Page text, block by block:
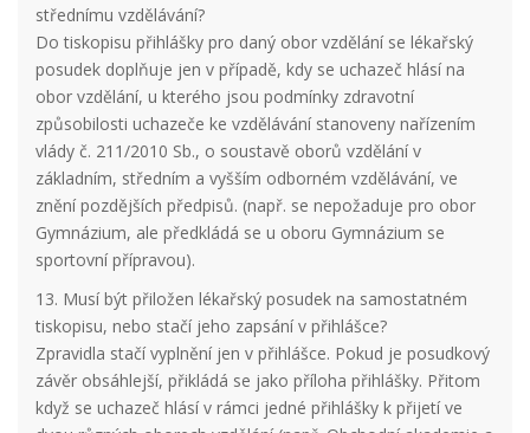
střednímu vzdělávání?
Do tiskopisu přihlášky pro daný obor vzdělání se lékařský
posudek doplňuje jen v případě, kdy se uchazeč hlásí na
obor vzdělání, u kterého jsou podmínky zdravotní
způsobilosti uchazeče ke vzdělávání stanoveny nařízením
vlády č. 211/2010 Sb., o soustavě oborů vzdělání v
základním, středním a vyšším odborném vzdělávání, ve
znění pozdějších předpisů. (např. se nepožaduje pro obor
Gymnázium, ale předkládá se u oboru Gymnázium se
sportovní přípravou).
13. Musí být přiložen lékařský posudek na samostatném
tiskopisu, nebo stačí jeho zapsání v přihlášce?
Zpravidla stačí vyplnění jen v přihlášce. Pokud je posudkový
závěr obsáhlejší, přikládá se jako příloha přihlášky. Přitom
když se uchazeč hlásí v rámci jedné přihlášky k přijetí ve